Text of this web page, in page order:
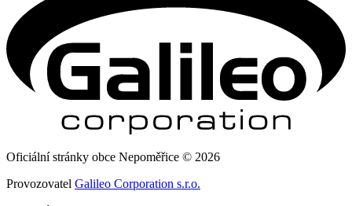
Oficiální stránky obce Nepoměřice © 2026
Provozovatel Galileo Corporation s.r.o.